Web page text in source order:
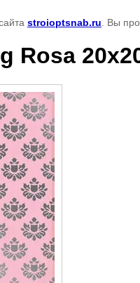
stroioptsnab.ru . Вы
Rosa